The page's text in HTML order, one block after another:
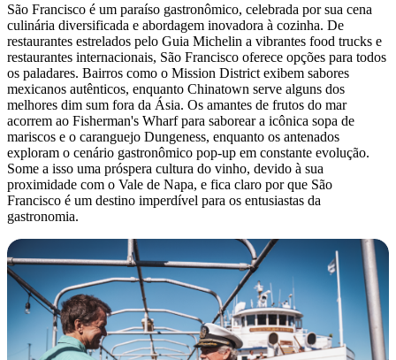
São Francisco é um paraíso gastronômico, celebrada por sua cena
culinária diversificada e abordagem inovadora à cozinha. De
restaurantes estrelados pelo Guia Michelin a vibrantes food trucks e
restaurantes internacionais, São Francisco oferece opções para todos
os paladares. Bairros como o Mission District exibem sabores
mexicanos autênticos, enquanto Chinatown serve alguns dos
melhores dim sum fora da Ásia. Os amantes de frutos do mar
acorrem ao Fisherman's Wharf para saborear a icônica sopa de
mariscos e o caranguejo Dungeness, enquanto os antenados
exploram o cenário gastronômico pop-up em constante evolução.
Some a isso uma próspera cultura do vinho, devido à sua
proximidade com o Vale de Napa, e fica claro por que São
Francisco é um destino imperdível para os entusiastas da
gastronomia.